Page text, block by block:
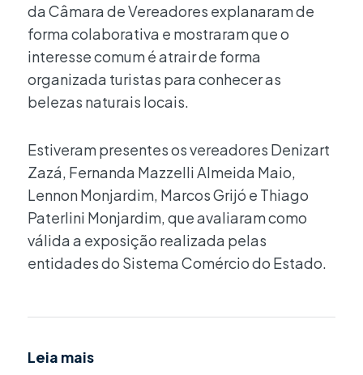
da Câmara de Vereadores explanaram de
forma colaborativa e mostraram que o
interesse comum é atrair de forma
organizada turistas para conhecer as
belezas naturais locais.
Estiveram presentes os vereadores Denizart
Zazá, Fernanda Mazzelli Almeida Maio,
Lennon Monjardim, Marcos Grijó e Thiago
Paterlini Monjardim, que avaliaram como
válida a exposição realizada pelas
entidades do Sistema Comércio do Estado.
Leia mais